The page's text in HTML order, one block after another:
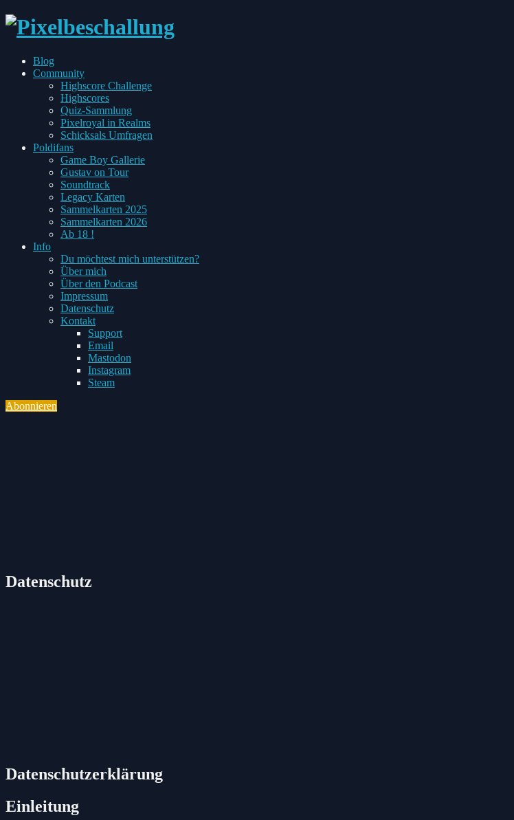
every
Pixel
Blog
CommunityToggle
child
menu
Highscore Challenge
Highscores
Quiz-Sammlung
Pixelroyal in Realms
Schicksals Umfragen
PoldifansToggle
child
menu
Game Boy Gallerie
Gustav on Tour
Soundtrack
Legacy Karten
Sammelkarten 2025
Sammelkarten 2026
Ab 18 !
InfoToggle
child
menu
Du möchtest mich unterstützen?
Über mich
Über den Podcast
Impressum
Datenschutz
KontaktToggle
child
menu
Support
Email
Mastodon
Instagram
Steam
Abonnieren
Datenschutz
Datenschutzerklärung
Einleitung